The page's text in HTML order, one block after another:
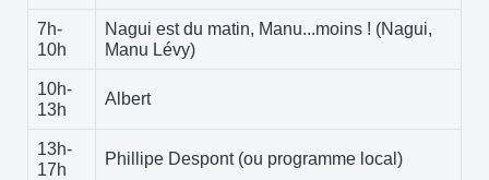
7h-
10h
Nagui est du matin, Manu...moins ! (Nagui,
Manu Lévy)
10h-
13h
Albert
13h-
17h
Phillipe Despont (ou programme local)